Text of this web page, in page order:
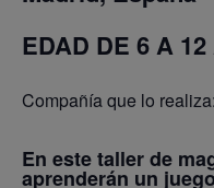
EDAD DE 6 A
Compañía que lo
En este taller de
aprenderán un